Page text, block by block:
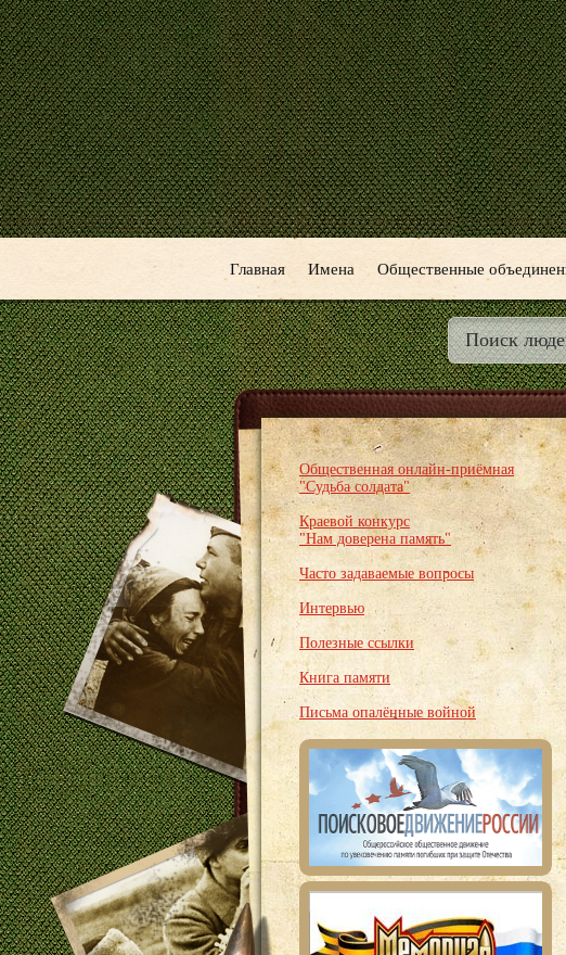
Главная Имена Общественные
Общественная онлайн-приёмная
"Судьба солдата"
Краевой конкурс
"Нам доверена память"
Часто задаваемые вопросы
Интервью
Полезные ссылки
Книга памяти
Письма опалённые войной